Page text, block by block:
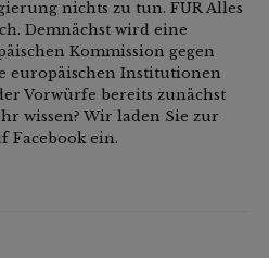
nichts zu tun. FÜR Alles
Demnächst wird eine
Kommission gegen
europäischen Institutionen
Vorwürfe bereits zunächst
wissen? Wir laden Sie zur
Facebook ein.